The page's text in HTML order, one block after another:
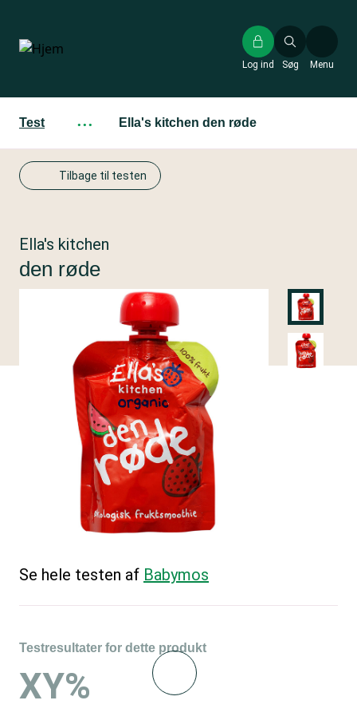
hovedindhold
Søg
Log ind Menu
Test ··· Ella's kitchen den røde
Tilbage til testen
Ella's kitchen
den røde
Se hele testen af Babymos
Testresultater for dette produkt
XY%